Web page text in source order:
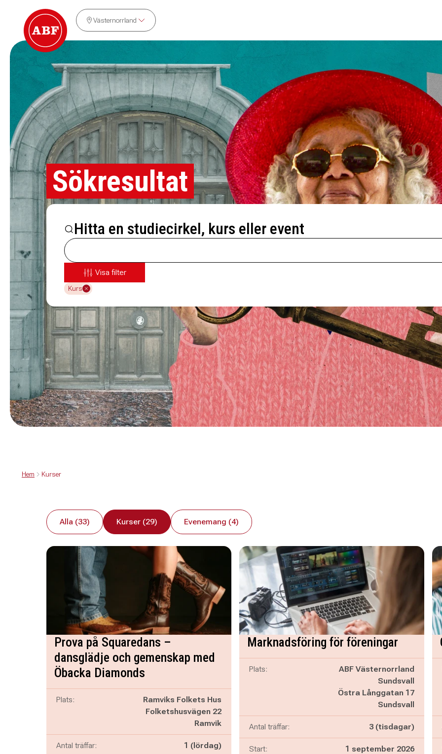
Västernorrland
Sökresultat
Hitta en studiecirkel, kurs eller event
Visa filter
Kurs
Hem Kurser
Alla (33) Kurser (29) Evenemang (4)
Prova på Squaredans –
dansglädje och gemenskap med
Öbacka Diamonds
Plats:
Ramviks Folkets Hus
Folketshusvägen 22
Ramvik
Antal träffar: 1 (lördag)
Marknadsföring för föreningar
Plats:
ABF Västernorrland
Sundsvall
Östra Långgatan 17
Sundsvall
Antal träffar: 3 (tisdagar)
Start: 1 september 2026